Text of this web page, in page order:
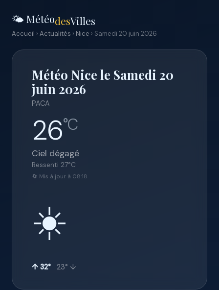
🌤️ MétéodesVilles
Accueil › Actualités › Nice › Samedi 20 juin 2026
Météo Nice le Samedi 20
juin 2026
PACA
26°C
Ciel dégagé
Ressenti 27°C
🔄 Mis à jour à 08:18
☀️
↑ 32° 23° ↓